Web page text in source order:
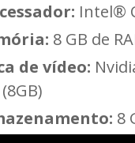
Intel®
8 GB de
de vídeo:
8